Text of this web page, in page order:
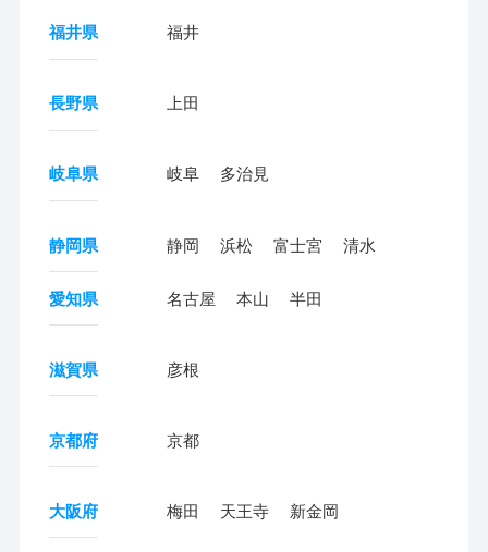
福井県 福井
長野県 上田
岐阜県 岐阜 多治見
静岡県 静岡 浜松 富士宮 清水
愛知県 名古屋 本山 半田
滋賀県 彦根
京都府 京都
大阪府 梅田 天王寺 新金岡